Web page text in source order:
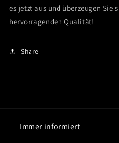
es jetzt aus und überzeugen Sie
hervorragenden Qualität!
Share
Immer informiert